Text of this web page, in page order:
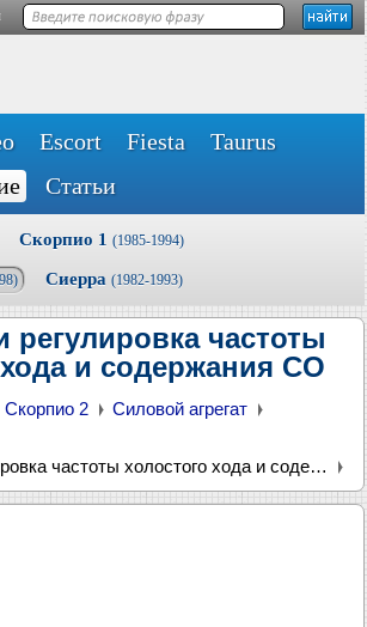
Escort Fiesta
Taurus
Статьи
Скорпио 1 (1985-1994)
Сиерра (1982-1993)
регулировка частоты
и содержания CO
Скорпио 2
Силовой агрегат
Проверка и регулировка частоты холостого хода и содержания CO